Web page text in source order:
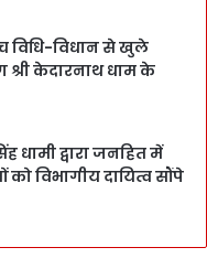
विधि-विधान से खुले
श्री केदारनाथ धाम के
धामी द्वारा जनहित में
को विभागीय दायित्व सौंपे